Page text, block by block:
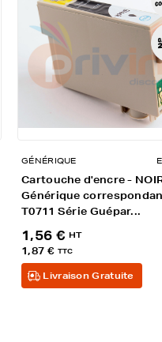
GÉNÉRIQUE
Cartouche d'encre -
Générique
T0711 Série Guépar...
1,56 € HT
1,87 € TTC
Livraison Gratuite